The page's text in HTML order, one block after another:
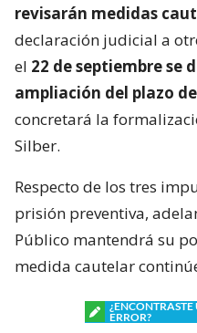
revisarán medidas
declaración judicial a
el 22 de septiembre se
ampliación del plazo
concretará la
Silber.
Respecto de los tres
prisión preventiva,
Público mantendrá su
medida cautelar
¿ENCONTRASTE
ERROR?